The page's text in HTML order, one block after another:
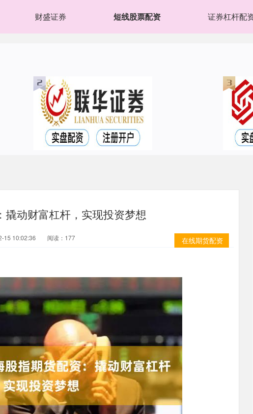
财盛证券 短线股票配资 证券杠杆配
动财富杠杆，实现投资梦想
在线期货配资
15 10:02:36 阅读：177